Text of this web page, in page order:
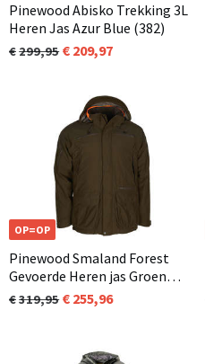
Pinewood Abisko Trekking 3L
Heren Jas Azur Blue (382)
299,95 209,97
OP=OP
Pinewood Smaland Forest
Gevoerde Heren jas Groen
(114)
319,95 255,96